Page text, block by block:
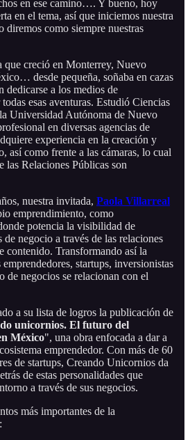
en ese camino…. Y bueno, hoy
en el tema, así que iniciemos nuestra
como siempre nuestras
que creció en Monterrey, Nuevo
desde pequeña, soñaba en cazas
a los medios de
esas aventuras. Estudió Ciencias
Universidad Autónoma de Nuevo
en diversas agencias de
experiencia en la creación y
así como frente a las cámaras, lo cual
las Relaciones Públicas son
nuestra invitada, Paola Villarreal
emprendimiento, como
potencia la visibilidad de
negocio a través de las relaciones
contenido. Transformando así la
startups, inversionistas
de negocios se relacionan con el
a su lista de logros la publicación de
unicornios. El futuro del
México", una obra enfocada a dar a
emprendedor. Con más de 60
de startups, Creando Unicornios da
de estas personalidades que
a través de sus negocios.
más importantes de la